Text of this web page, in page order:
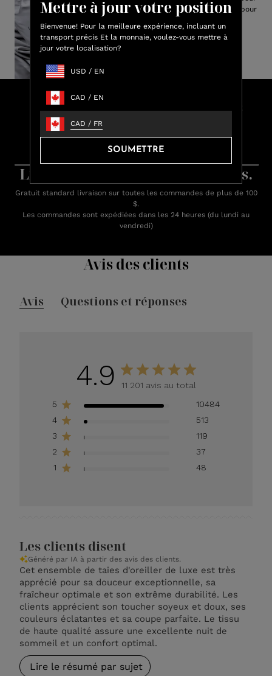
Mettre à jour votre position
Bienvenue! Pour la meilleure expérience, incluant un
transport précis Et la monnaie, voulez-vous mettre à
jour votre localisation?
USD / EN
CAD / EN
CAD / FR
SOUMETTRE
un rangement facile et idéal pour
Faites vos achats et gagnez des
crédits Lux
Livraison rapide. Retours faciles.
Gratuit standard livraison sur toutes les commandes de plus de 100
$.
Les commandes sont expédiées dans les 24 heures (du lundi au
vendredi)
Avis des clients
Avis Questions et réponses
4.9
11 201 avis au total
5
10484
4
513
3
119
2
37
1
48
Les clients disent
Généré par IA à partir des avis des clients.
Cet ensemble de taies d'oreiller de luxe est très
apprécié pour sa douceur exceptionnelle, sa
fraîcheur optimale et son extrême durabilité. Les
clients apprécient son toucher soyeux et doux, ses
couleurs éclatantes et sa coupe parfaite. Le tissu
de haute qualité assure une excellente nuit de
sommeil et un confort optimal.
Lire le résumé par sujet